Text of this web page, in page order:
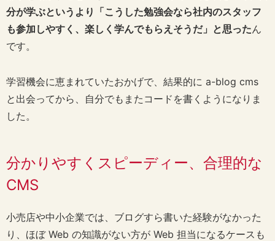
分が学ぶというより「こうした勉強会なら社内のスタッフ
も参加しやすく、楽しく学んでもらえそうだ」と思ったん
です。
学習機会に恵まれていたおかげで、結果的に a-blog cms
と出会ってから、自分でもまたコードを書くようになりま
した。
分かりやすくスピーディー、合理的な
CMS
小売店や中小企業では、ブログすら書いた経験がなかった
り、ほぼ Web の知識がない方が Web 担当になるケースも